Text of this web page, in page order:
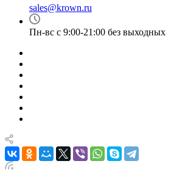
sales@krown.ru
Пн-вс с 9:00-21:00 без выходных